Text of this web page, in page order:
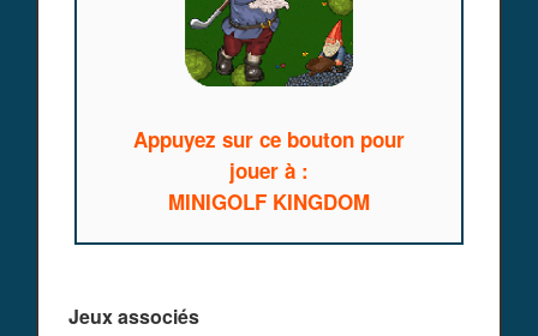
Appuyez sur ce bouton pour
jouer à :
MINIGOLF KINGDOM
Jeux associés